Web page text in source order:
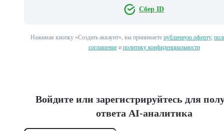
Сбер ID
Нажимая кнопку «Создать аккаунт», вы принимаете публичную оферту,
соглашениеи политику конфиденциальности
Войдите или зарегистрируйтесь для
ответа AI-аналитика